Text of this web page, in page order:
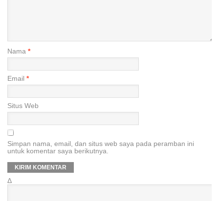
Nama *
Email *
Situs Web
Simpan nama, email, dan situs web saya pada peramban ini
untuk komentar saya berikutnya.
Δ